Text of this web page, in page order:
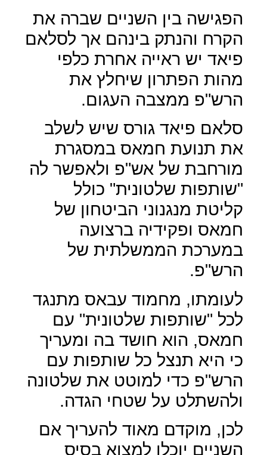
הפגישה בין השניים שברה את
הקרח והנתק בינהם אך לסלאם
פיאד יש ראייה אחרת כלפי
מהות הפתרון שיחלץ את
הרש"פ ממצבה העגום.
סלאם פיאד גורס שיש לשלב
את תנועת חמאס במסגרת
מורחבת של אש"פ ולאפשר לה
"שותפות שלטונית" כולל
קליטת מנגנוני הביטחון של
חמאס ופקידיה ברצועה
במערכת הממשלתית של
הרש"פ.
לעומתו, מחמוד עבאס מתנגד
לכל "שותפות שלטונית" עם
חמאס, הוא חושד בה ומעריך
כי היא תנצל כל שותפות עם
הרש"פ כדי למוטט את שלטונה
ולהשתלט על שטחי הגדה.
לכן, מוקדם מאוד להעריך אם
השניים יוכלו למצוא בסיס